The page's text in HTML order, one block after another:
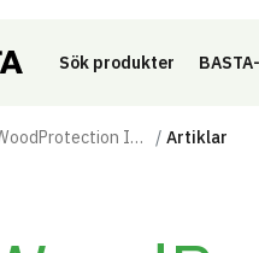
Sök produkter
Sioo WoodProtection Industry AB Artiklar